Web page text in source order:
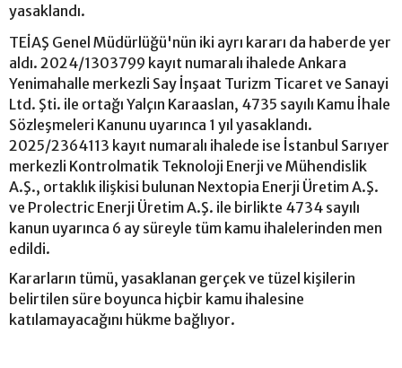
yasaklandı.
TEİAŞ Genel Müdürlüğü'nün iki ayrı kararı da haberde yer
aldı. 2024/1303799 kayıt numaralı ihalede Ankara
Yenimahalle merkezli Say İnşaat Turizm Ticaret ve Sanayi
Ltd. Şti. ile ortağı Yalçın Karaaslan, 4735 sayılı Kamu İhale
Sözleşmeleri Kanunu uyarınca 1 yıl yasaklandı.
2025/2364113 kayıt numaralı ihalede ise İstanbul Sarıyer
merkezli Kontrolmatik Teknoloji Enerji ve Mühendislik
A.Ş., ortaklık ilişkisi bulunan Nextopia Enerji Üretim A.Ş.
ve Prolectric Enerji Üretim A.Ş. ile birlikte 4734 sayılı
kanun uyarınca 6 ay süreyle tüm kamu ihalelerinden men
edildi.
Kararların tümü, yasaklanan gerçek ve tüzel kişilerin
belirtilen süre boyunca hiçbir kamu ihalesine
katılamayacağını hükme bağlıyor.